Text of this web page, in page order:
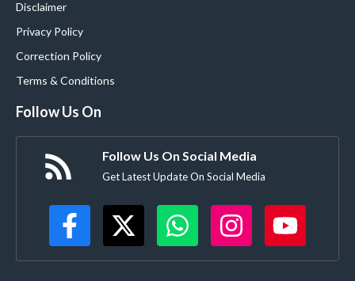
Disclaimer
Privacy Policy
Correction Policy
Terms & Conditions
Follow Us On
Follow Us On Social Media
Get Latest Update On Social Media